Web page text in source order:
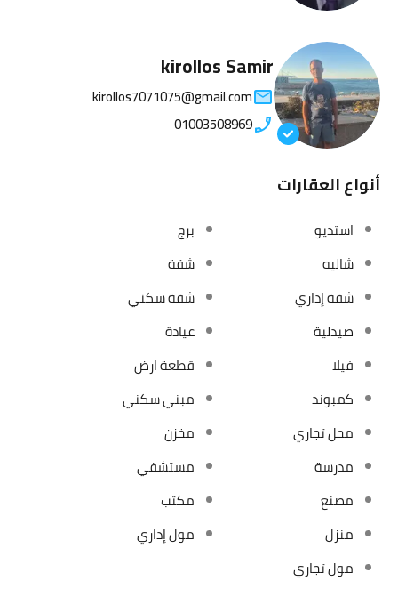
kirollos Samir
kirollos7071075@gmail.com
01003508969
أنواع العقارات
استديو
برج
شاليه
شقة
شقة إداري
شقة سكني
صيدلية
عيادة
فيلا
قطعة ارض
كمبوند
مبني سكني
محل تجاري
مخزن
مدرسة
مستشفي
مصنع
مكتب
منزل
مول إداري
مول تجاري